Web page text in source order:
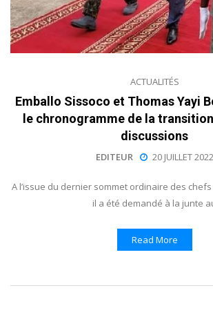
ACTUALITÉS
Emballo Sissoco et Thomas Yayi
le chronogramme de la
discussions
EDITEUR 20 JUILLET 2022
A l’issue du dernier sommet ordinaire des chefs
il a été demandé à la junte
Read More